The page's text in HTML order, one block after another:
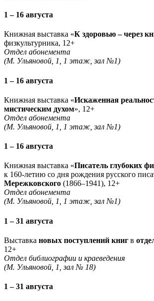
1 – 16 августа
Книжная выставка «К здоровью – через
физкультурника, 12+
Отдел абонемента
(М. Ульяновой, 1, 1 этаж, зал №1)
1 – 16 августа
Книжная выставка «Искаженная
мистическим духом», 12+
Отдел абонемента
(М. Ульяновой, 1, 1 этаж, зал №1)
1 – 16 августа
Книжная выставка «Писатель глубоких
к 160-летию со дня рождения русского
Мережковского (1866–1941), 12+
Отдел абонемента
(М. Ульяновой, 1, 1 этаж, зал №1)
1 – 31 августа
Выставка новых поступлений книг в
12+
Отдел библиографии и краеведения
(М. Ульяновой, 1, зал № 18)
1 – 31 августа